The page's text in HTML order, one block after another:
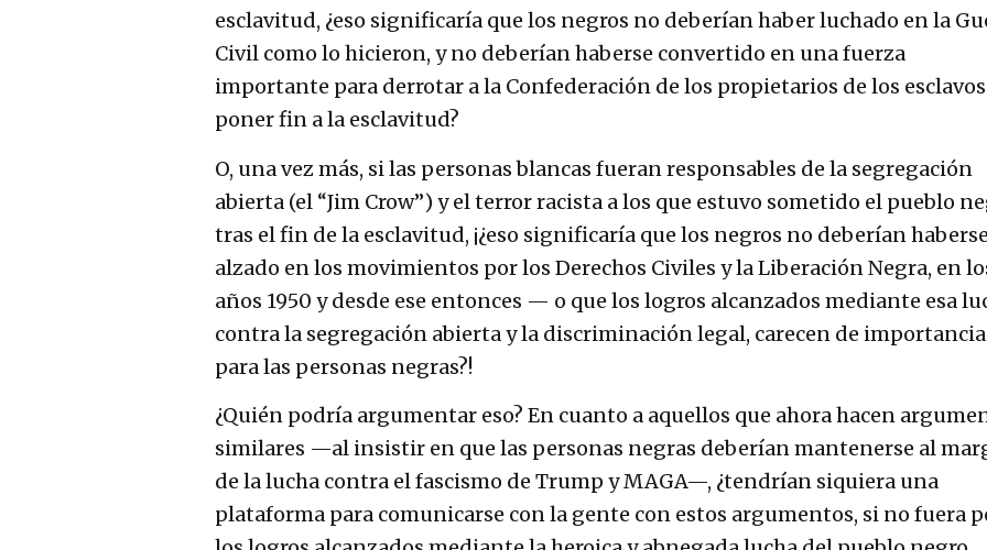
esclavitud, ¿eso significaría que los negros no deberían haber luchado en la
Civil como lo hicieron, y no deberían haberse convertido en una fuerza
importante para derrotar a la Confederación de los propietarios de los
poner fin a la esclavitud?
O, una vez más, si las personas blancas fueran responsables de la segregación
abierta (el “Jim Crow”) y el terror racista a los que estuvo sometido el pueblo
tras el fin de la esclavitud, ¡¿eso significaría que los negros no deberían haberse
alzado en los movimientos por los Derechos Civiles y la Liberación Negra, en
años 1950 y desde ese entonces — o que los logros alcanzados mediante esa
contra la segregación abierta y la discriminación legal, carecen de importancia
para las personas negras?!
¿Quién podría argumentar eso? En cuanto a aquellos que ahora hacen
similares —al insistir en que las personas negras deberían mantenerse al
de la lucha contra el fascismo de Trump y MAGA—, ¿tendrían siquiera una
plataforma para comunicarse con la gente con estos argumentos, si no fuera